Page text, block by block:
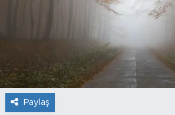
Paylaş